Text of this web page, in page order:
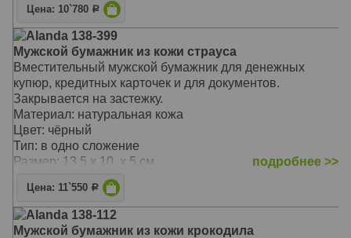
Цена: 10`780 Р
Alanda 138-399
Мужской бумажник из кожи страуса
Вместительный мужской бумажник для денежных
купюр, кредитных карточек и для документов.
Закрывается на застежку.
Материал: натуральная кожа
Цвет: чёрный
Тип: в одно сложение
Размер: 13.5 x 10. x 5 см
подробнее >>
Цена: 11`550 Р
Alanda 138-112
Мужской бумажник из кожи крокодила